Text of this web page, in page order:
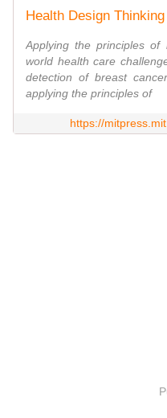
Health Design Thinking
Applying the principles of
world health care
detection of breast
applying the principles of
https://